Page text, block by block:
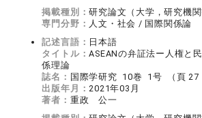
掲載種別：研究論文（大学，研究機関
専門分野： 人文・社会 / 国際関係論
記述言語： 日本語
タイトル：ASEANの弁証法ー人権と
係理論
誌名： 国際学研究 10巻 1号 （頁 27
出版年月：2021年03月
著者： 重政 公一